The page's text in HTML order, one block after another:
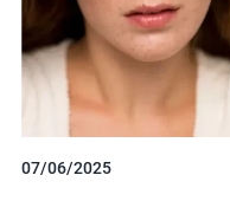
07/06/2025